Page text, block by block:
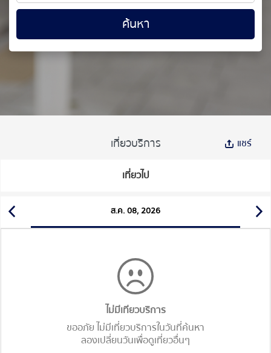
ค้นหา
เที่ยวบริการ แชร์
เที่ยวไป
ส.ค. 08, 2026
ไม่มีเทียวบริการ
ขออภัย ไม่มีเที่ยวบริการในวันที่ค้นหา
ลองเปลี่ยนวันเพื่อดูเที่ยวอื่นๆ